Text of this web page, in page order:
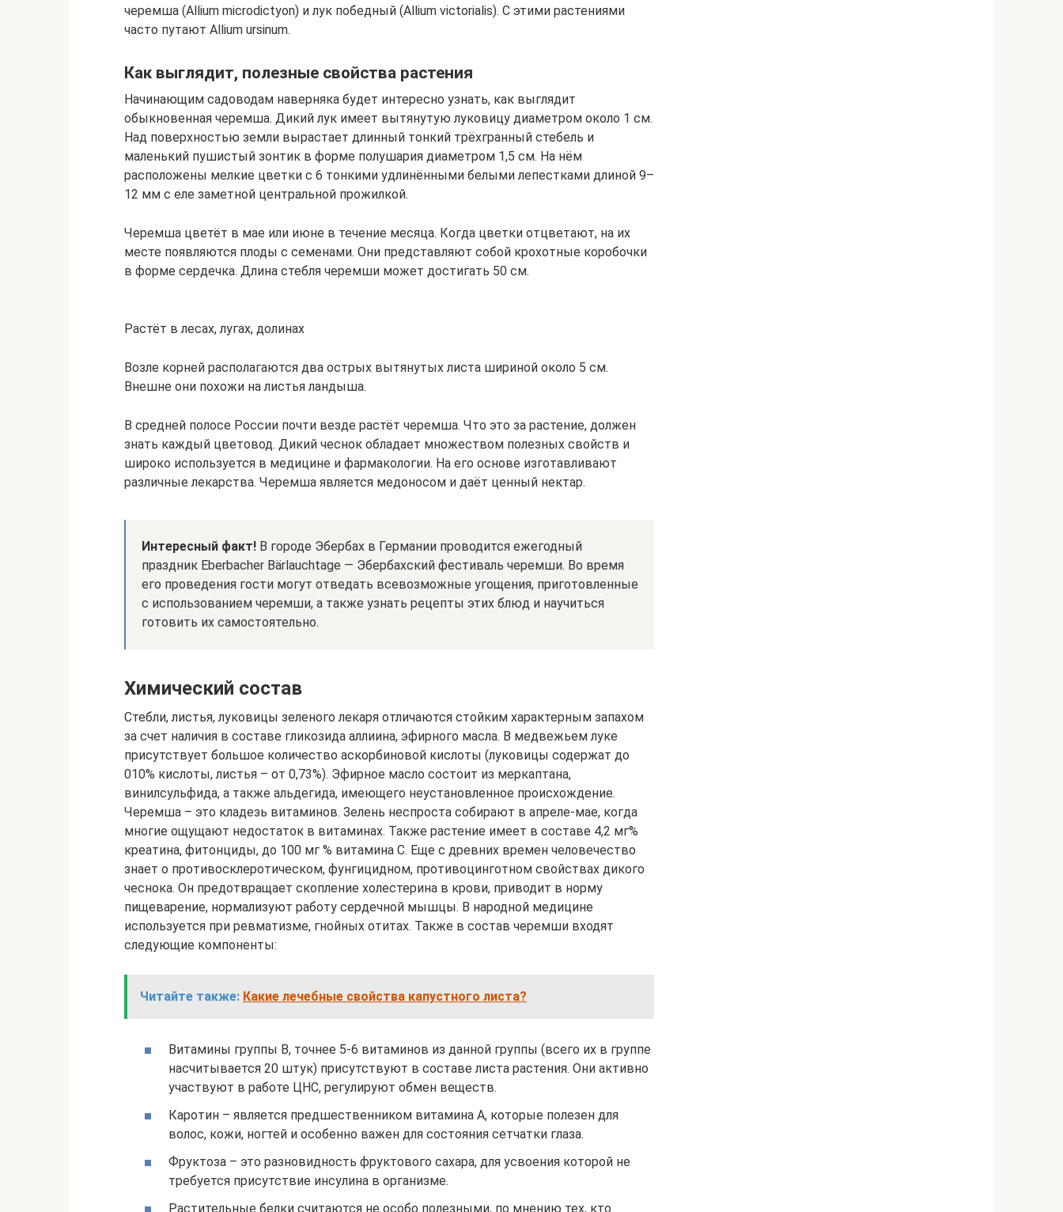
черемша (Allium microdictyon) и лук победный (Allium victorialis). С этими растениями
часто путают Allium ursinum.
Как выглядит, полезные свойства растения
Начинающим садоводам наверняка будет интересно узнать, как выглядит
обыкновенная черемша. Дикий лук имеет вытянутую луковицу диаметром около 1 см.
Над поверхностью земли вырастает длинный тонкий трёхгранный стебель и
маленький пушистый зонтик в форме полушария диаметром 1,5 см. На нём
расположены мелкие цветки с 6 тонкими удлинёнными белыми лепестками длиной 9–
12 мм с еле заметной центральной прожилкой.
Черемша цветёт в мае или июне в течение месяца. Когда цветки отцветают, на их
месте появляются плоды с семенами. Они представляют собой крохотные коробочки
в форме сердечка. Длина стебля черемши может достигать 50 см.
Растёт в лесах, лугах, долинах
Возле корней располагаются два острых вытянутых листа шириной около 5 см.
Внешне они похожи на листья ландыша.
В средней полосе России почти везде растёт черемша. Что это за растение, должен
знать каждый цветовод. Дикий чеснок обладает множеством полезных свойств и
широко используется в медицине и фармакологии. На его основе изготавливают
различные лекарства. Черемша является медоносом и даёт ценный нектар.
Интересный факт! В городе Эбербах в Германии проводится ежегодный
праздник Eberbacher Bärlauchtage — Эбербахский фестиваль черемши. Во время
его проведения гости могут отведать всевозможные угощения, приготовленные
с использованием черемши, а также узнать рецепты этих блюд и научиться
готовить их самостоятельно.
Химический состав
Стебли, листья, луковицы зеленого лекаря отличаются стойким характерным запахом
за счет наличия в составе гликозида аллиина, эфирного масла. В медвежьем луке
присутствует большое количество аскорбиновой кислоты (луковицы содержат до
010% кислоты, листья – от 0,73%). Эфирное масло состоит из меркаптана,
винилсульфида, а также альдегида, имеющего неустановленное происхождение.
Черемша – это кладезь витаминов. Зелень неспроста собирают в апреле-мае, когда
многие ощущают недостаток в витаминах. Также растение имеет в составе 4,2 мг%
креатина, фитонциды, до 100 мг % витамина С. Еще с древних времен человечество
знает о противосклеротическом, фунгицидном, противоцинготном свойствах дикого
чеснока. Он предотвращает скопление холестерина в крови, приводит в норму
пищеварение, нормализуют работу сердечной мышцы. В народной медицине
используется при ревматизме, гнойных отитах. Также в состав черемши входят
следующие компоненты:
Читайте также: Какие лечебные свойства капустного листа?
Витамины группы В, точнее 5-6 витаминов из данной группы (всего их в группе
насчитывается 20 штук) присутствуют в составе листа растения. Они активно
участвуют в работе ЦНС, регулируют обмен веществ.
Каротин – является предшественником витамина А, которые полезен для
волос, кожи, ногтей и особенно важен для состояния сетчатки глаза.
Фруктоза – это разновидность фруктового сахара, для усвоения которой не
требуется присутствие инсулина в организме.
Растительные белки считаются не особо полезными, по мнению тех, кто